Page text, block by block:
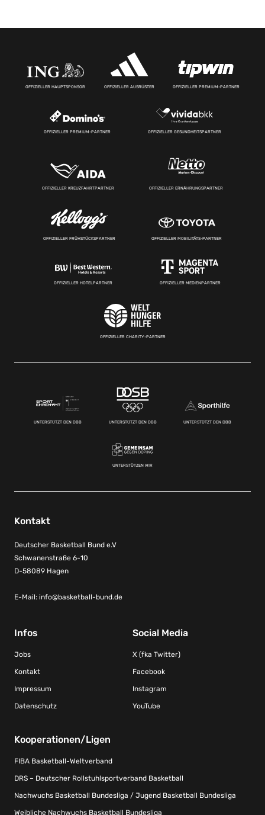
OFFIZIELLER HAUPTSPONSOR OFFIZIELLER AUSRÜSTER OFFIZIELLER PREMIUM-PARTNER
OFFIZIELLER PREMIUM-PARTNER OFFIZIELLER GESUNDHEITSPARTNER
OFFIZIELLER KREUZFAHRTPARTNER OFFIZIELLER ERNÄHRUNGSPARTNER
OFFIZIELLER FRÜHSTÜCKSPARTNER OFFIZIELLER MOBILITÄTS-PARTNER
OFFIZIELLER HOTELPARTNER OFFIZIELLER MEDIENPARTNER
OFFIZIELLER CHARITY-PARTNER
UNTERSTÜTZT DEN DBB UNTERSTÜTZT DEN DBB UNTERSTÜTZT DEN DBB
UNTERSTÜTZEN WIR
Kontakt
Deutscher Basketball Bund e.V
Schwanenstraße 6-10
D-58089 Hagen
E-Mail: info@basketball-bund.de
Infos
Jobs
Kontakt
Impressum
Datenschutz
Social Media
X (fka Twitter)
Facebook
Instagram
YouTube
Kooperationen/Ligen
FIBA Basketball-Weltverband
DRS – Deutscher Rollstuhlsportverband Basketball
Nachwuchs Basketball Bundesliga / Jugend Basketball Bundesliga
Weibliche Nachwuchs Basketball Bundesliga